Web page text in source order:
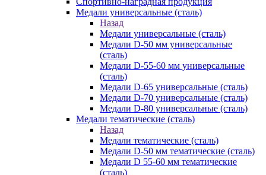
Медали универсальные (сталь)
Назад
Медали универсальные (сталь)
Медали D-50 мм универсальные
(сталь)
Медали D-55-60 мм универсальные
(сталь)
Медали D-65 универсальные (сталь)
Медали D-70 универсальные (сталь)
Медали D-80 универсальные (сталь)
Медали тематические (сталь)
Назад
Медали тематические (сталь)
Медали D-50 мм тематические (сталь)
Медали D 55-60 мм тематические
(сталь)